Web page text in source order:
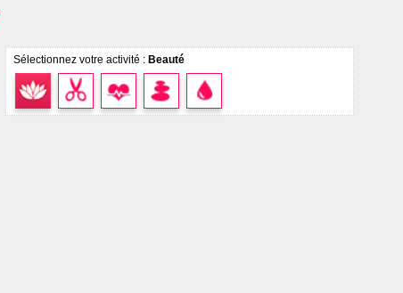
Sélectionnez votre activité : Beauté